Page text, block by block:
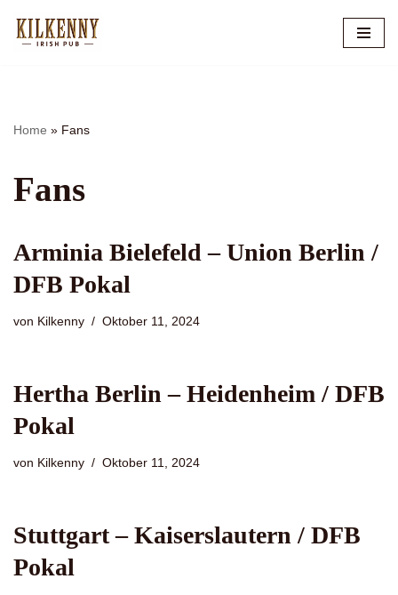
Zum
Home » Fans
Fans
Arminia Bielefeld – Union Berlin /
DFB Pokal
von Kilkenny Oktober 11, 2024
Hertha Berlin – Heidenheim / DFB
Pokal
von Kilkenny Oktober 11, 2024
Stuttgart – Kaiserslautern / DFB
Pokal